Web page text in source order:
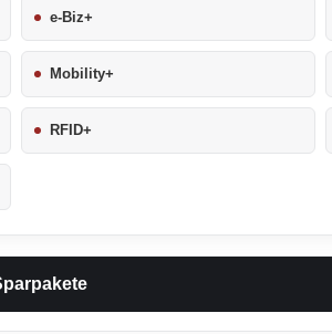
e-Biz+
Mobility+
RFID+